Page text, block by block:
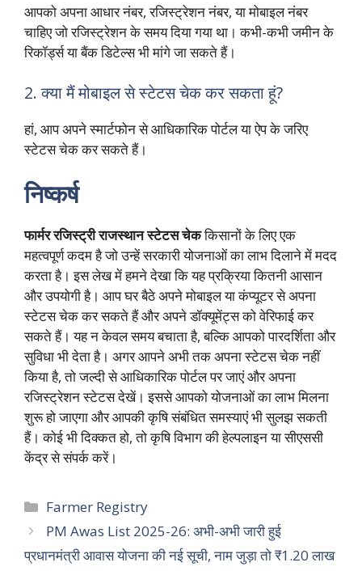
आपको अपना आधार नंबर, रजिस्ट्रेशन नंबर, या मोबाइल नंबर
चाहिए जो रजिस्ट्रेशन के समय दिया गया था। कभी-कभी जमीन के
रिकॉर्ड्स या बैंक डिटेल्स भी मांगे जा सकते हैं।
2. क्या मैं मोबाइल से स्टेटस चेक कर सकता हूं?
हां, आप अपने स्मार्टफोन से आधिकारिक पोर्टल या ऐप के जरिए
स्टेटस चेक कर सकते हैं।
निष्कर्ष
फार्मर रजिस्ट्री राजस्थान स्टेटस चेककिसानों के लिए एक
महत्वपूर्ण कदम है जो उन्हें सरकारी योजनाओं का लाभ दिलाने में मदद
करता है। इस लेख में हमने देखा कि यह प्रक्रिया कितनी आसान
और उपयोगी है। आप घर बैठे अपने मोबाइल या कंप्यूटर से अपना
स्टेटस चेक कर सकते हैं और अपने डॉक्यूमेंट्स को वेरिफाई कर
सकते हैं। यह न केवल समय बचाता है, बल्कि आपको पारदर्शिता और
सुविधा भी देता है। अगर आपने अभी तक अपना स्टेटस चेक नहीं
किया है, तो जल्दी से आधिकारिक पोर्टल पर जाएं और अपना
रजिस्ट्रेशन स्टेटस देखें। इससे आपको योजनाओं का लाभ मिलना
शुरू हो जाएगा और आपकी कृषि संबंधित समस्याएं भी सुलझ सकती
हैं। कोई भी दिक्कत हो, तो कृषि विभाग की हेल्पलाइन या सीएससी
केंद्र से संपर्क करें।
Categories
Farmer Registry
PM Awas List 2025-26: अभी-अभी जारी हुई
प्रधानमंत्री आवास योजना की नई सूची, नाम जुड़ा तो ₹1.20 लाख